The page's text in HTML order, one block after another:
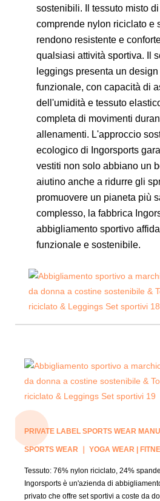
sostenibili. Il tessuto misto
comprende nylon riciclato e
rendono resistente e
qualsiasi attività sportiva. Il
leggings presenta un
funzionale, con capacità di
dell'umidità e tessuto
completa di movimenti
allenamenti. L'approccio
ecologico di Ingorsports
vestiti non solo abbiano un
aiutino anche a ridurre gli
promuovere un pianeta più
complesso, la fabbrica
abbigliamento sportivo
funzionale e sostenibile.
PRIVATE LABEL SPORTS WEAR
SPORTS WEAR ｜ YOGA WEAR |
Tessuto: 76% nylon riciclato, 24%
Ingorsports è un'azienda di
privato che offre set sportivi a coste da